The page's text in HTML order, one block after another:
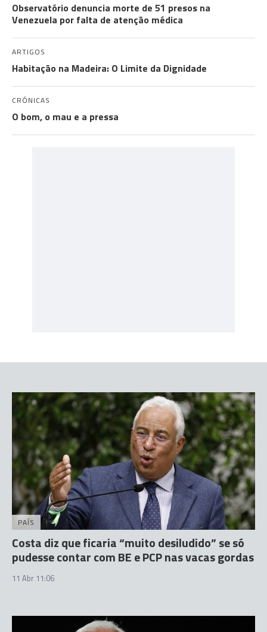
Observatório denuncia morte de 51 presos na
Venezuela por falta de atenção médica
ARTIGOS
Habitação na Madeira: O Limite da Dignidade
CRÓNICAS
O bom, o mau e a pressa
PAÍS
Costa diz que ficaria “muito desiludido” se só
pudesse contar com BE e PCP nas vacas gordas
11 Abr 11:06